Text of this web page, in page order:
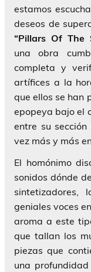
estamos
deseos de
“Pillars Of The
una obra
completa y
artífices a la
que ellos se han
epopeya bajo el
entre su
vez más y más
El homónimo
sonidos dónde
geniales voces
aroma a este
que tallan los
piezas que
una